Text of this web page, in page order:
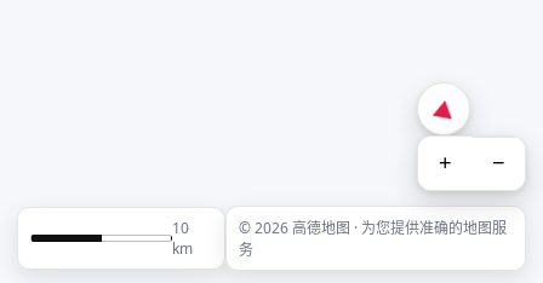
+ −
10
km
© 2026 高德地图 · 为您提供准确的地图服
务